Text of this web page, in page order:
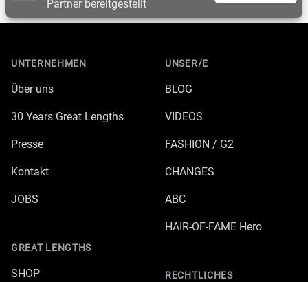
Partner bereitgestellt
UNTERNEHMEN
Über uns
30 Years Great Lengths
Presse
Kontakt
JOBS
GREAT LENGTHS
SHOP
UNSER/E
BLOG
VIDEOS
FASHION / G2
CHANGES
ABC
HAIR-OF-FAME Hero
RECHTLICHES